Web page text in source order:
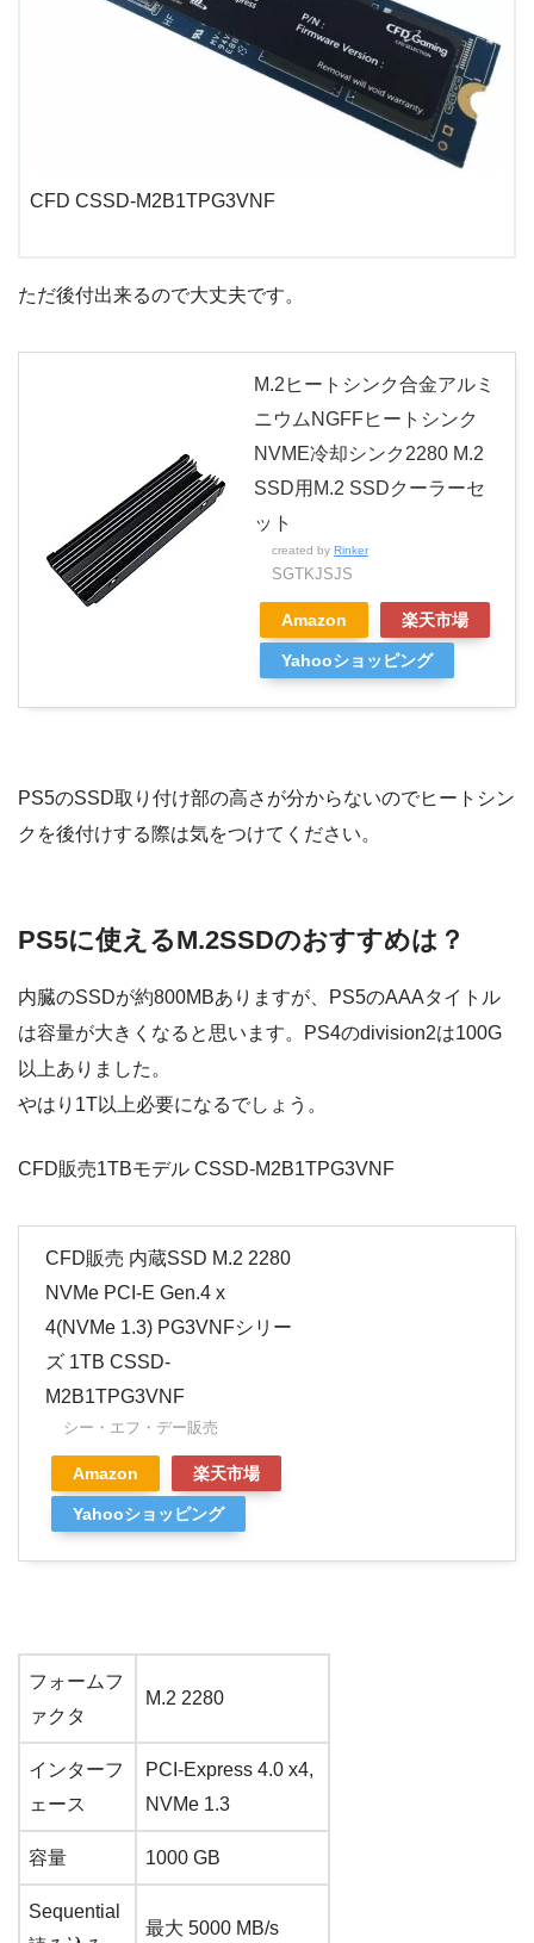
CFD CSSD-M2B1TPG3VNF
ただ後付出来るので大丈夫です。
M.2ヒートシンク合金アルミ
ニウムNGFFヒートシンク
NVME冷却シンク2280 M.2
SSD用M.2 SSDクーラーセ
ット
created by Rinker
SGTKJSJS
Amazon 楽天市場
Yahooショッピング
PS5のSSD取り付け部の高さが分からないのでヒートシン
クを後付けする際は気をつけてください。
PS5に使えるM.2SSDのおすすめは？
内臓のSSDが約800MBありますが、PS5のAAAタイトル
は容量が大きくなると思います。
PS4のdivision2は100G
以上ありました。
やはり1T以上必要になるでしょう。
CFD販売1TBモデル CSSD-M2B1TPG3VNF
CFD販売 内蔵SSD M.2 2280
NVMe PCI-E Gen.4 x
4(NVMe 1.3) PG3VNFシリー
ズ 1TB CSSD-
M2B1TPG3VNF
シー・エフ・デー販売
Amazon 楽天市場
Yahooショッピング
フォームフ
ァクタ
M.2 2280
インターフ
ェース
PCI-Express 4.0 x4,
NVMe 1.3
容量 1000 GB
Sequential
最大 5000 MB/s